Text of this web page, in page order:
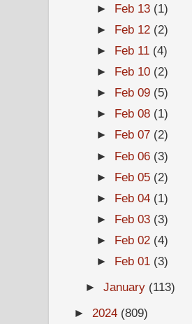
► Feb 13 (1)
► Feb 12 (2)
► Feb 11 (4)
► Feb 10 (2)
► Feb 09 (5)
► Feb 08 (1)
► Feb 07 (2)
► Feb 06 (3)
► Feb 05 (2)
► Feb 04 (1)
► Feb 03 (3)
► Feb 02 (4)
► Feb 01 (3)
►January (113)
► 2024 (809)